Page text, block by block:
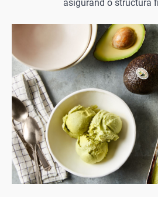
asigurând o structură